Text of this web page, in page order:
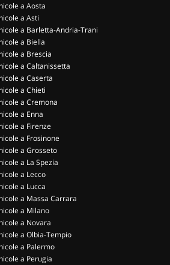
a Aosta
a Asti
a Barletta-Andria-Trani
a Biella
a Brescia
a Caltanissetta
a Caserta
a Chieti
a Cremona
a Enna
a Firenze
a Frosinone
a Grosseto
a La Spezia
a Lecco
a Lucca
a Massa Carrara
a Milano
a Novara
a Olbia-Tempio
a Palermo
a Perugia